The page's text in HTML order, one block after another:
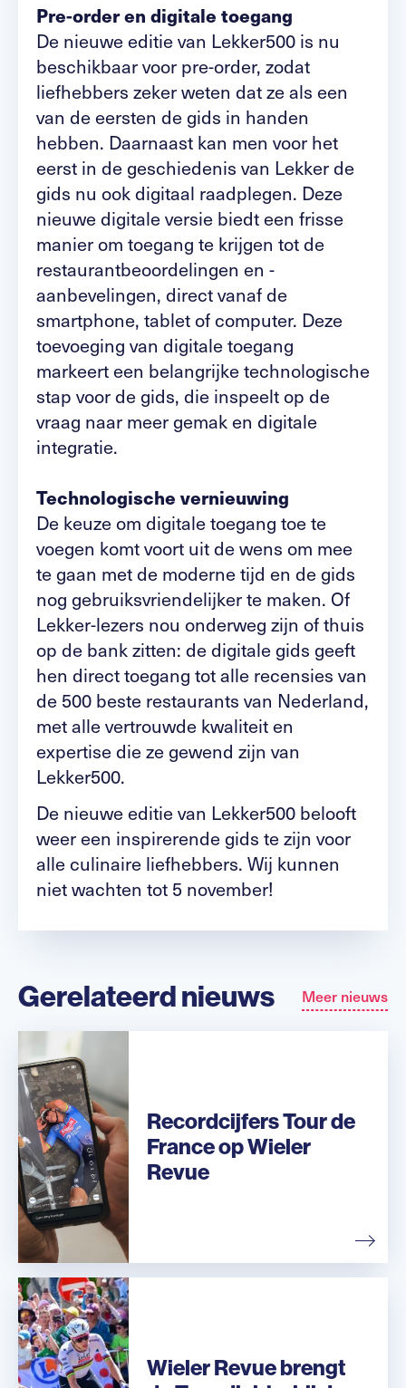
Pre-order en digitale toegang
De nieuwe editie van Lekker500 is nu
beschikbaar voor pre-order, zodat
liefhebbers zeker weten dat ze als een
van de eersten de gids in handen
hebben. Daarnaast kan men voor het
eerst in de geschiedenis van Lekker de
gids nu ook digitaal raadplegen. Deze
nieuwe digitale versie biedt een frisse
manier om toegang te krijgen tot de
restaurantbeoordelingen en -
aanbevelingen, direct vanaf de
smartphone, tablet of computer. Deze
toevoeging van digitale toegang
markeert een belangrijke technologische
stap voor de gids, die inspeelt op de
vraag naar meer gemak en digitale
integratie.
Technologische vernieuwing
De keuze om digitale toegang toe te
voegen komt voort uit de wens om mee
te gaan met de moderne tijd en de gids
nog gebruiksvriendelijker te maken. Of
Lekker-lezers nou onderweg zijn of thuis
op de bank zitten: de digitale gids geeft
hen direct toegang tot alle recensies van
de 500 beste restaurants van Nederland,
met alle vertrouwde kwaliteit en
expertise die ze gewend zijn van
Lekker500.
De nieuwe editie van Lekker500 belooft
weer een inspirerende gids te zijn voor
alle culinaire liefhebbers. Wij kunnen
niet wachten tot 5 november!
Gerelateerd nieuws Meer nieuws
Recordcijfers Tour de
France op Wieler
Revue
Wieler Revue brengt